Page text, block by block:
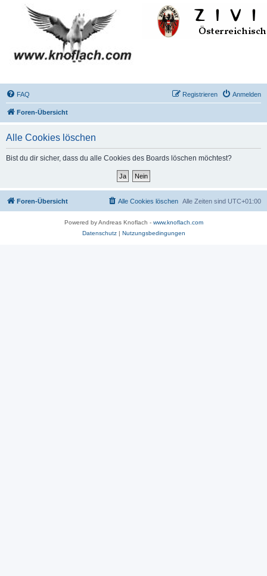
FAQ Anmelden
Registrieren
Foren-Übersicht
Alle Cookies löschen
Bist du dir sicher, dass du alle Cookies des Boards löschen möchtest?
Foren-Übersicht Alle Zeiten sind UTC+01:00
Alle Cookies löschen
Powered by Andreas Knoflach - www.knoflach.com
Datenschutz| Nutzungsbedingungen